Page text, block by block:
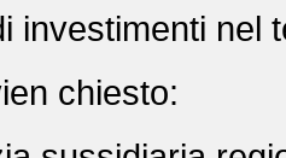
investimenti nel
chiesto: